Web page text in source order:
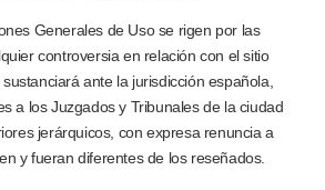
Generales de Uso se rigen por las
controversia en relación con el sitio
ante la jurisdicción española,
a los Juzgados y Tribunales de la ciudad
jerárquicos, con expresa renuncia a
y fueran diferentes de los reseñados.